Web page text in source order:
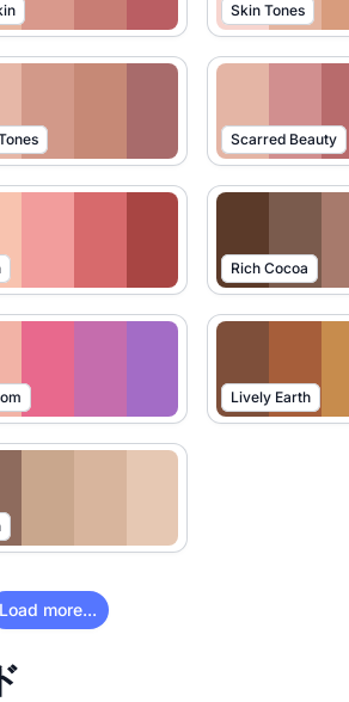
Skin Tones
Scarred Beauty
Rich Cocoa
Lively Earth
Load more...